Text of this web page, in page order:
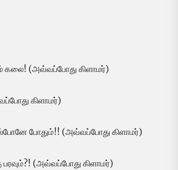
கலை! (அவ்வப்போது கிளாமர்)
கிளாமர்)
போதும்!! (அவ்வப்போது கிளாமர்)
பரவும்?! (அவ்வப்போது கிளாமர்)